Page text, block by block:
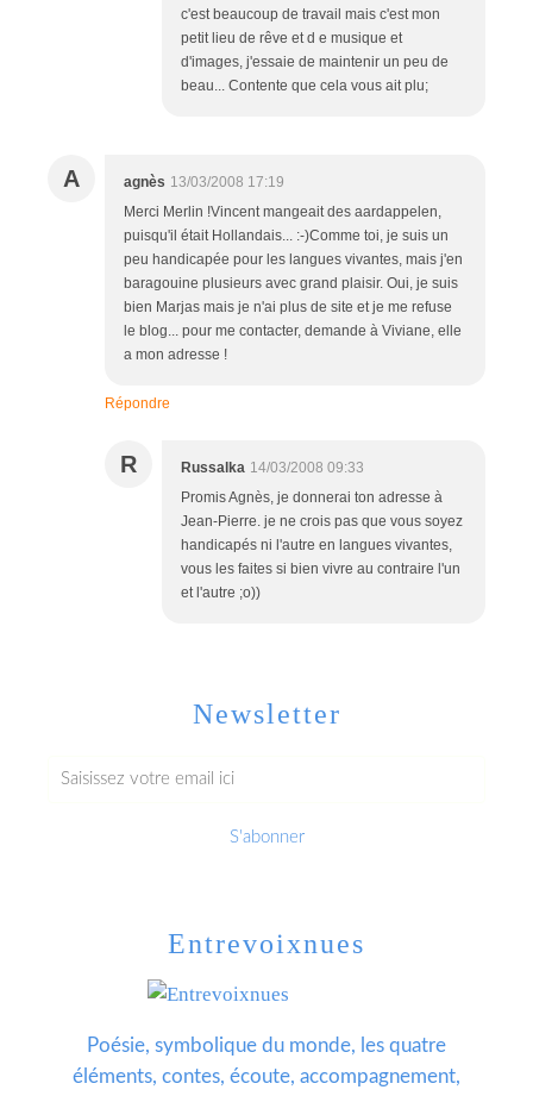
c'est beaucoup de travail mais c'est mon
petit lieu de rêve et d e musique et
d'images, j'essaie de maintenir un peu de
beau... Contente que cela vous ait plu;
A agnès 13/03/2008 17:19
Merci Merlin !Vincent mangeait des aardappelen,
puisqu'il était Hollandais... :-)Comme toi, je suis un
peu handicapée pour les langues vivantes, mais j'en
baragouine plusieurs avec grand plaisir. Oui, je suis
bien Marjas mais je n'ai plus de site et je me refuse
le blog... pour me contacter, demande à Viviane, elle
a mon adresse !
Répondre
R Russalka 14/03/2008 09:33
Promis Agnès, je donnerai ton adresse à
Jean-Pierre. je ne crois pas que vous soyez
handicapés ni l'autre en langues vivantes,
vous les faites si bien vivre au contraire l'un
et l'autre ;o))
Newsletter
Entrevoixnues
Poésie, symbolique du monde, les quatre
éléments, contes, écoute, accompagnement,